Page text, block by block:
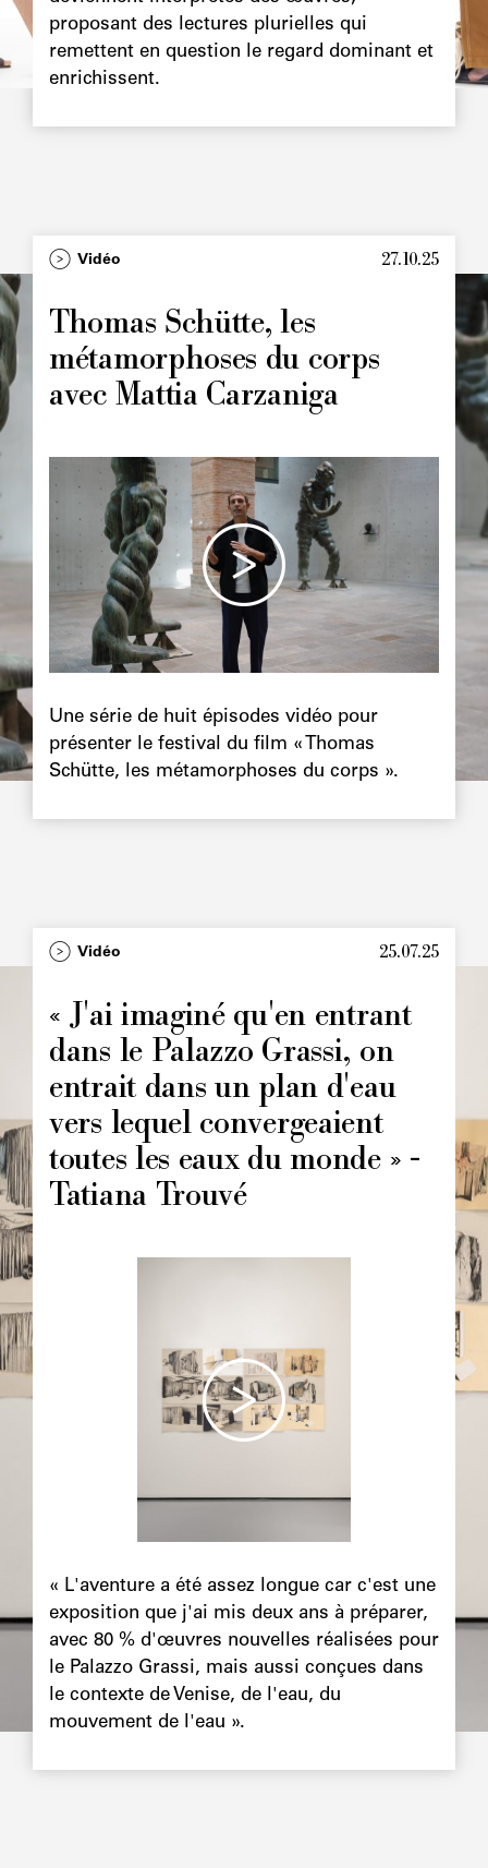
proposant des lectures plurielles qui
remettent en question le regard dominant et
enrichissent.
TypeVidéo 27.10.25
Thomas Schütte, les
métamorphoses du corps
avec Mattia Carzaniga
Image
principale
Une série de huit épisodes vidéo pour
présenter le festival du film « Thomas
Schütte, les métamorphoses du corps ».
TypeVidéo 25.07.25
« J'ai imaginé qu'en entrant
dans le Palazzo Grassi, on
entrait dans un plan d'eau
vers lequel convergeaient
toutes les eaux du monde » -
Tatiana Trouvé
« L'aventure a été assez longue car c'est une
exposition que j'ai mis deux ans à préparer,
avec 80 % d'œuvres nouvelles réalisées pour
le Palazzo Grassi, mais aussi conçues dans
le contexte de Venise, de l'eau, du
mouvement de l'eau ».